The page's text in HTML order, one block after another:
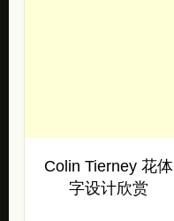
Colin Tierney 花体
字设计欣赏